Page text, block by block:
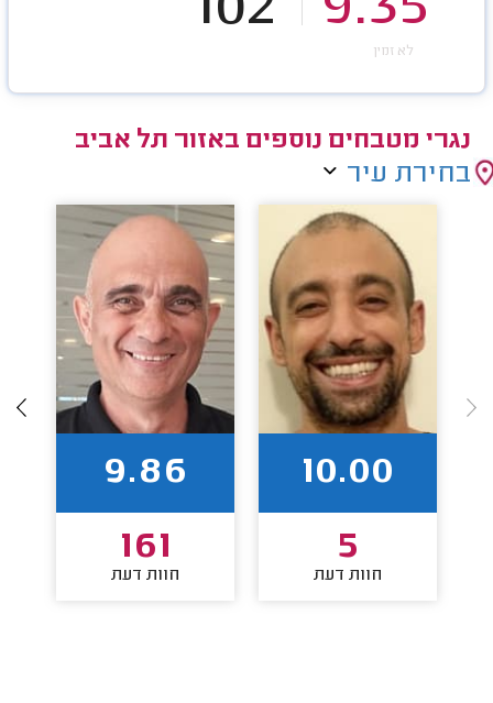
לא זמין
נגרי מטבחים נוספים באזור תל אביב
בחירת עיר
10.00
5
חוות דעת
9.86
161
חוות דעת